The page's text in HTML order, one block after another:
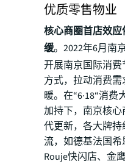
优质零售物业
核心商圈首店效
缓。2022年6月南
开展南京国际消费
方式，拉动消费
暖。在“6·18“消
加持下，南京核
代更新，各大牌持
流，如德基法国希
Rouje快闪店、金